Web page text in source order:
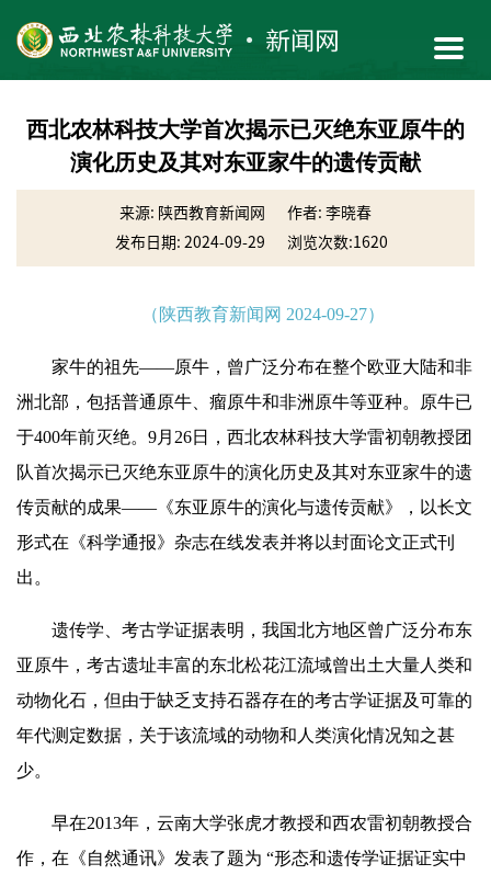
西北农林科技大学首次揭示已灭绝东亚原牛的
演化历史及其对东亚家牛的遗传贡献
来源: 陕西教育新闻网
作者: 李晓春
发布日期: 2024-09-29
浏览次数:1620
（陕西教育新闻网 2024-09-27）
家牛的祖先——原牛，曾广泛分布在整个欧亚大陆和非
洲北部，包括普通原牛、瘤原牛和非洲原牛等亚种。原牛已
于400年前灭绝。9月26日，西北农林科技大学雷初朝教授团
队首次揭示已灭绝东亚原牛的演化历史及其对东亚家牛的遗
传贡献的成果——《东亚原牛的演化与遗传贡献》，以长文
形式在《科学通报》杂志在线发表并将以封面论文正式刊
出。
遗传学、考古学证据表明，我国北方地区曾广泛分布东
亚原牛，考古遗址丰富的东北松花江流域曾出土大量人类和
动物化石，但由于缺乏支持石器存在的考古学证据及可靠的
年代测定数据，关于该流域的动物和人类演化情况知之甚
少。
早在2013年 ，云南大学张虎才教授和西农雷初朝教授合
作，在《自然通讯》发表了题为 “形态和遗传学证据证实中